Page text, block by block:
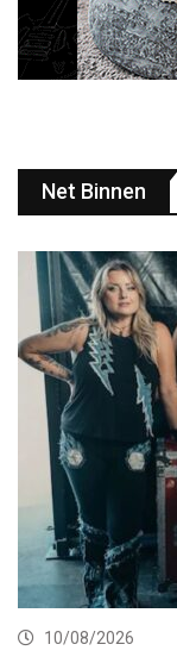
Net Binnen
10/08/2026